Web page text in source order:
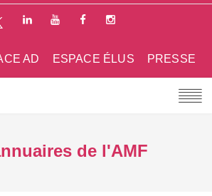
PRESSE
ESPACE ÉLUS
AD
de l'AMF